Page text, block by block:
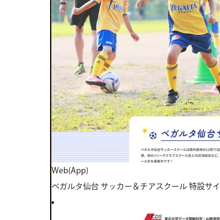
Web(App)
ベガルタ仙台 サッカー＆チアスクール 特設サ